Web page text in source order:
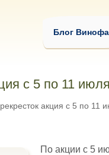
Блог
с 5 по 11
акция с 5 по 11
По акции с 5